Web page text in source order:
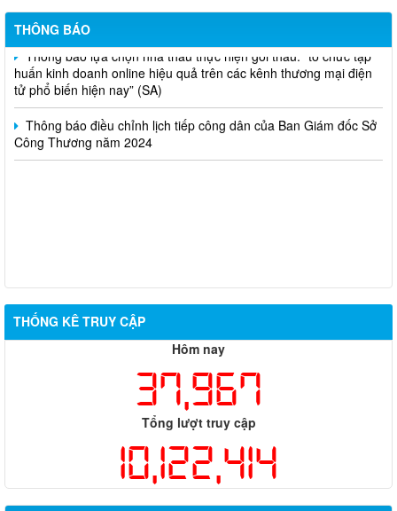
THÔNG BÁO
Thông báo bán thanh lý tài sản công theo hình thức chỉ định
Thông báo lựa chọn nhà thầu thực hiện gói thầu: “tổ chức tập
huấn kinh doanh online hiệu quả trên các kênh thương mại điện
tử phổ biến hiện nay” (SA)
Thông báo điều chỉnh lịch tiếp công dân của Ban Giám đốc Sở
Công Thương năm 2024
THỐNG KÊ TRUY CẬP
Hôm nay
37,967
Tổng lượt truy cập
10,122,414